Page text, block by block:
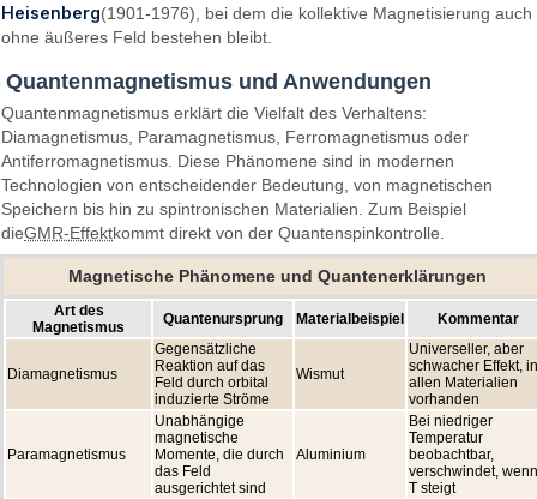
Heisenberg(1901-1976), bei dem die kollektive Magnetisierung auch
ohne äußeres Feld bestehen bleibt.
Quantenmagnetismus und Anwendungen
Quantenmagnetismus erklärt die Vielfalt des Verhaltens:
Diamagnetismus, Paramagnetismus, Ferromagnetismus oder
Antiferromagnetismus. Diese Phänomene sind in modernen
Technologien von entscheidender Bedeutung, von magnetischen
Speichern bis hin zu spintronischen Materialien. Zum Beispiel
dieGMR-Effektkommt direkt von der Quantenspinkontrolle.
Magnetische Phänomene und Quantenerklärungen
Art des
Magnetismus
Quantenursprung Materialbeispiel Kommentar
Diamagnetismus
Gegensätzliche
Reaktion auf das
Feld durch orbital
induzierte Ströme
Wismut
Universeller, aber
schwacher Effekt, in
allen Materialien
vorhanden
Paramagnetismus
Unabhängige
magnetische
Momente, die durch
das Feld
ausgerichtet sind
Aluminium
Bei niedriger
Temperatur
beobachtbar,
verschwindet, wenn
T steigt